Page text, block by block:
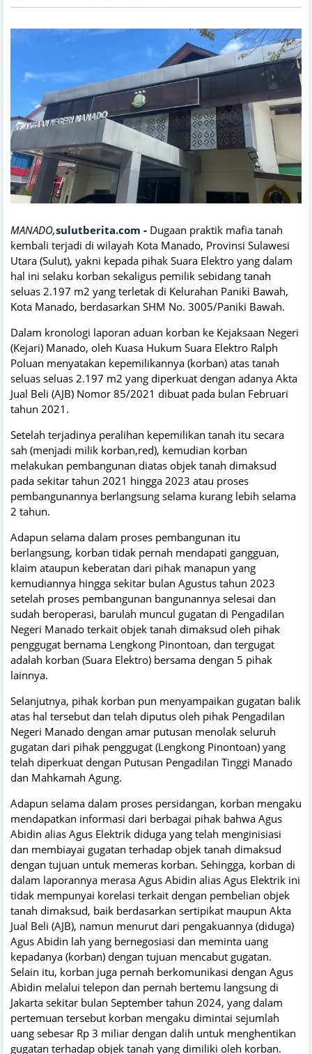
MANADO,sulutberita.com - Dugaan praktik mafia tanah
kembali terjadi di wilayah Kota Manado, Provinsi Sulawesi
Utara (Sulut), yakni kepada pihak Suara Elektro yang dalam
hal ini selaku korban sekaligus pemilik sebidang tanah
seluas 2.197 m2 yang terletak di Kelurahan Paniki Bawah,
Kota Manado, berdasarkan SHM No. 3005/Paniki Bawah.
Dalam kronologi laporan aduan korban ke Kejaksaan Negeri
(Kejari) Manado, oleh Kuasa Hukum Suara Elektro Ralph
Poluan menyatakan kepemilikannya (korban) atas tanah
seluas seluas 2.197 m2 yang diperkuat dengan adanya Akta
Jual Beli (AJB) Nomor 85/2021 dibuat pada bulan Februari
tahun 2021.
Setelah terjadinya peralihan kepemilikan tanah itu secara
sah (menjadi milik korban,red), kemudian korban
melakukan pembangunan diatas objek tanah dimaksud
pada sekitar tahun 2021 hingga 2023 atau proses
pembangunannya berlangsung selama kurang lebih selama
2 tahun.
Adapun selama dalam proses pembangunan itu
berlangsung, korban tidak pernah mendapati gangguan,
klaim ataupun keberatan dari pihak manapun yang
kemudiannya hingga sekitar bulan Agustus tahun 2023
setelah proses pembangunan bangunannya selesai dan
sudah beroperasi, barulah muncul gugatan di Pengadilan
Negeri Manado terkait objek tanah dimaksud oleh pihak
penggugat bernama Lengkong Pinontoan, dan tergugat
adalah korban (Suara Elektro) bersama dengan 5 pihak
lainnya.
Selanjutnya, pihak korban pun menyampaikan gugatan balik
atas hal tersebut dan telah diputus oleh pihak Pengadilan
Negeri Manado dengan amar putusan menolak seluruh
gugatan dari pihak penggugat (Lengkong Pinontoan) yang
telah diperkuat dengan Putusan Pengadilan Tinggi Manado
dan Mahkamah Agung.
Adapun selama dalam proses persidangan, korban mengaku
mendapatkan informasi dari berbagai pihak bahwa Agus
Abidin alias Agus Elektrik diduga yang telah menginisiasi
dan membiayai gugatan terhadap objek tanah dimaksud
dengan tujuan untuk memeras korban. Sehingga, korban di
dalam laporannya merasa Agus Abidin alias Agus Elektrik ini
tidak mempunyai korelasi terkait dengan pembelian objek
tanah dimaksud, baik berdasarkan sertipikat maupun Akta
Jual Beli (AJB), namun menurut dari pengakuannya (diduga)
Agus Abidin lah yang bernegosiasi dan meminta uang
kepadanya (korban) dengan tujuan mencabut gugatan.
Selain itu, korban juga pernah berkomunikasi dengan Agus
Abidin melalui telepon dan pernah bertemu langsung di
Jakarta sekitar bulan September tahun 2024, yang dalam
pertemuan tersebut korban mengaku dimintai sejumlah
uang sebesar Rp 3 miliar dengan dalih untuk menghentikan
gugatan terhadap objek tanah yang dimiliki oleh korban.